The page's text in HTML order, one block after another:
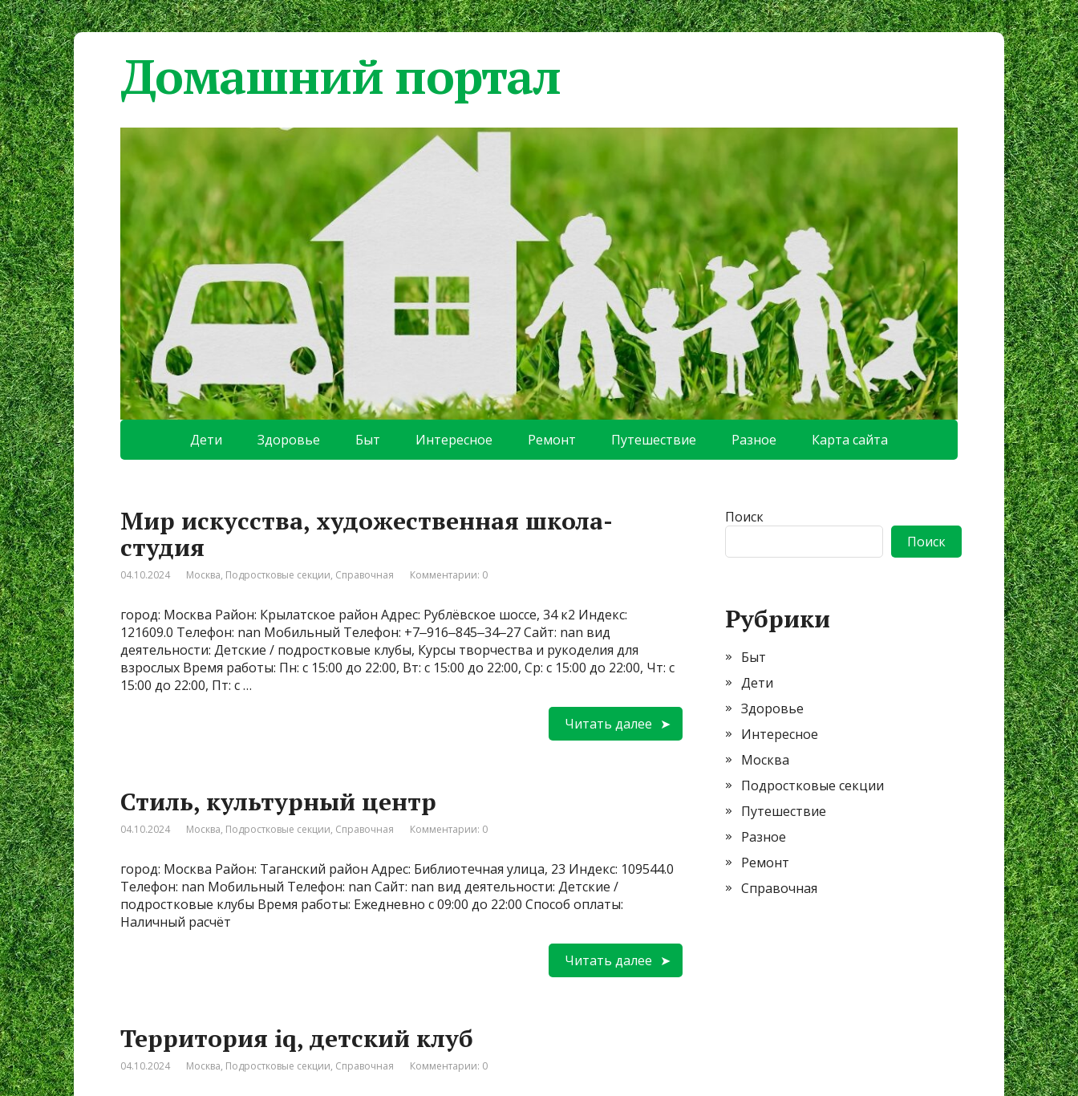
Домашний портал
Дети Здоровье Быт Интересное Ремонт Путешествие Разное Карта сайта
Мир искусства, художественная школа-
студия
04.10.2024 Москва, Подростковые секции, Справочная Комментарии: 0
город: Москва Район: Крылатское район Адрес: Рублёвское шоссе, 34 к2 Индекс:
121609.0 Телефон: nan Мобильный Телефон: +7‒916‒845‒34‒27 Сайт: nan вид
деятельности: Детские / подростковые клубы, Курсы творчества и рукоделия для
взрослых Время работы: Пн: с 15:00 до 22:00, Вт: с 15:00 до 22:00, Ср: с 15:00 до 22:00, Чт: с
15:00 до 22:00, Пт: с …
Читать далее
Стиль, культурный центр
04.10.2024 Москва, Подростковые секции, Справочная Комментарии: 0
город: Москва Район: Таганский район Адрес: Библиотечная улица, 23 Индекс: 109544.0
Телефон: nan Мобильный Телефон: nan Сайт: nan вид деятельности: Детские /
подростковые клубы Время работы: Ежедневно с 09:00 до 22:00 Способ оплаты:
Наличный расчёт
Читать далее
Территория iq, детский клуб
04.10.2024 Москва, Подростковые секции, Справочная Комментарии: 0
Поиск
Поиск
Рубрики
Быт
Дети
Здоровье
Интересное
Москва
Подростковые секции
Путешествие
Разное
Ремонт
Справочная